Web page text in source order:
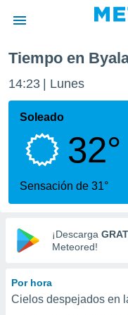
de
ha
calidad.
a este
las
y
digital
basada
Tiempo en
14:23 Lunes
Soleado
32°
Sensación de 31°
¡Descarga
Meteored!
Por hora
Cielos despejados en